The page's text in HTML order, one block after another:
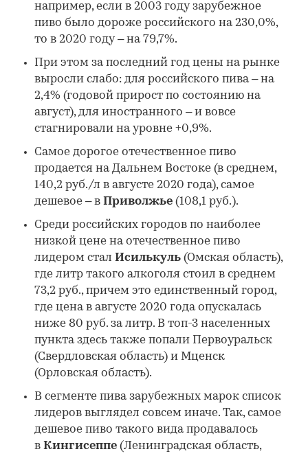
например, если в 2003 году зарубежное
пиво было дороже российского на 230,0%,
то в 2020 году – на 79,7%.
При этом за последний год цены на рынке
выросли слабо: для российского пива – на
2,4% (годовой прирост по состоянию на
август), для иностранного – и вовсе
стагнировали на уровне +0,9%.
Самое дорогое отечественное пиво
продается на Дальнем Востоке (в среднем,
140,2 руб./л в августе 2020 года), самое
дешевое – в Приволжье (108,1 руб.).
Среди российских городов по наиболее
низкой цене на отечественное пиво
лидером стал Исилькуль (Омская область),
где литр такого алкоголя стоил в среднем
73,2 руб., причем это единственный город,
где цена в августе 2020 года опускалась
ниже 80 руб. за литр. В топ-3 населенных
пункта здесь также попали Первоуральск
(Свердловская область) и Мценск
(Орловская область).
В сегменте пива зарубежных марок список
лидеров выглядел совсем иначе. Так, самое
дешевое пиво такого вида продавалось
в Кингисеппе (Ленинградская область,